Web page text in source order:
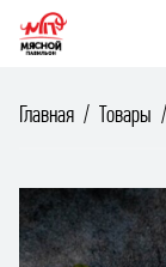
Главная Товары